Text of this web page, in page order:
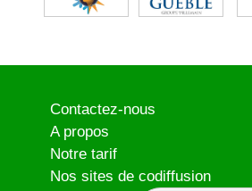
Contactez-nous
A propos
Notre tarif
Nos sites de codiffusion